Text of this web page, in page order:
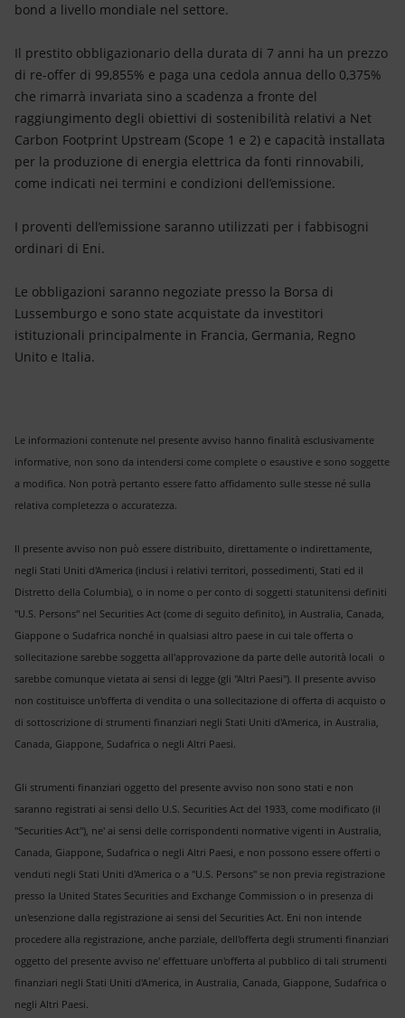
bond a livello mondiale nel settore.
Il prestito obbligazionario della durata di 7 anni ha un prezzo
di re-offer di 99,855% e paga una cedola annua dello 0,375%
che rimarrà invariata sino a scadenza a fronte del
raggiungimento degli obiettivi di sostenibilità relativi a Net
Carbon Footprint Upstream (Scope 1 e 2) e capacità installata
per la produzione di energia elettrica da fonti rinnovabili,
come indicati nei termini e condizioni dell’emissione.
I proventi dell’emissione saranno utilizzati per i fabbisogni
ordinari di Eni.
Le obbligazioni saranno negoziate presso la Borsa di
Lussemburgo e sono state acquistate da investitori
istituzionali principalmente in Francia, Germania, Regno
Unito e Italia.
Le informazioni contenute nel presente avviso hanno finalità esclusivamente
informative, non sono da intendersi come complete o esaustive e sono soggette
a modifica. Non potrà pertanto essere fatto affidamento sulle stesse né sulla
relativa completezza o accuratezza.
Il presente avviso non può essere distribuito, direttamente o indirettamente,
negli Stati Uniti d'America (inclusi i relativi territori, possedimenti, Stati ed il
Distretto della Columbia), o in nome o per conto di soggetti statunitensi definiti
"U.S. Persons" nel Securities Act (come di seguito definito), in Australia, Canada,
Giappone o Sudafrica nonché in qualsiasi altro paese in cui tale offerta o
sollecitazione sarebbe soggetta all'approvazione da parte delle autorità locali o
sarebbe comunque vietata ai sensi di legge (gli "Altri Paesi"). Il presente avviso
non costituisce un'offerta di vendita o una sollecitazione di offerta di acquisto o
di sottoscrizione di strumenti finanziari negli Stati Uniti d'America, in Australia,
Canada, Giappone, Sudafrica o negli Altri Paesi.
Gli strumenti finanziari oggetto del presente avviso non sono stati e non
saranno registrati ai sensi dello U.S. Securities Act del 1933, come modificato (il
"Securities Act"), ne' ai sensi delle corrispondenti normative vigenti in Australia,
Canada, Giappone, Sudafrica o negli Altri Paesi, e non possono essere offerti o
venduti negli Stati Uniti d'America o a "U.S. Persons" se non previa registrazione
presso la United States Securities and Exchange Commission o in presenza di
un'esenzione dalla registrazione ai sensi del Securities Act. Eni non intende
procedere alla registrazione, anche parziale, dell'offerta degli strumenti finanziari
oggetto del presente avviso ne' effettuare un'offerta al pubblico di tali strumenti
finanziari negli Stati Uniti d'America, in Australia, Canada, Giappone, Sudafrica o
negli Altri Paesi.